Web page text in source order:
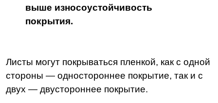
выше износоустойчивость
покрытия.
Листы могут покрываться пленкой, как с одной
стороны — одностороннее покрытие, так и с
двух — двустороннее покрытие.